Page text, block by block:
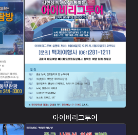
아이비리그투어